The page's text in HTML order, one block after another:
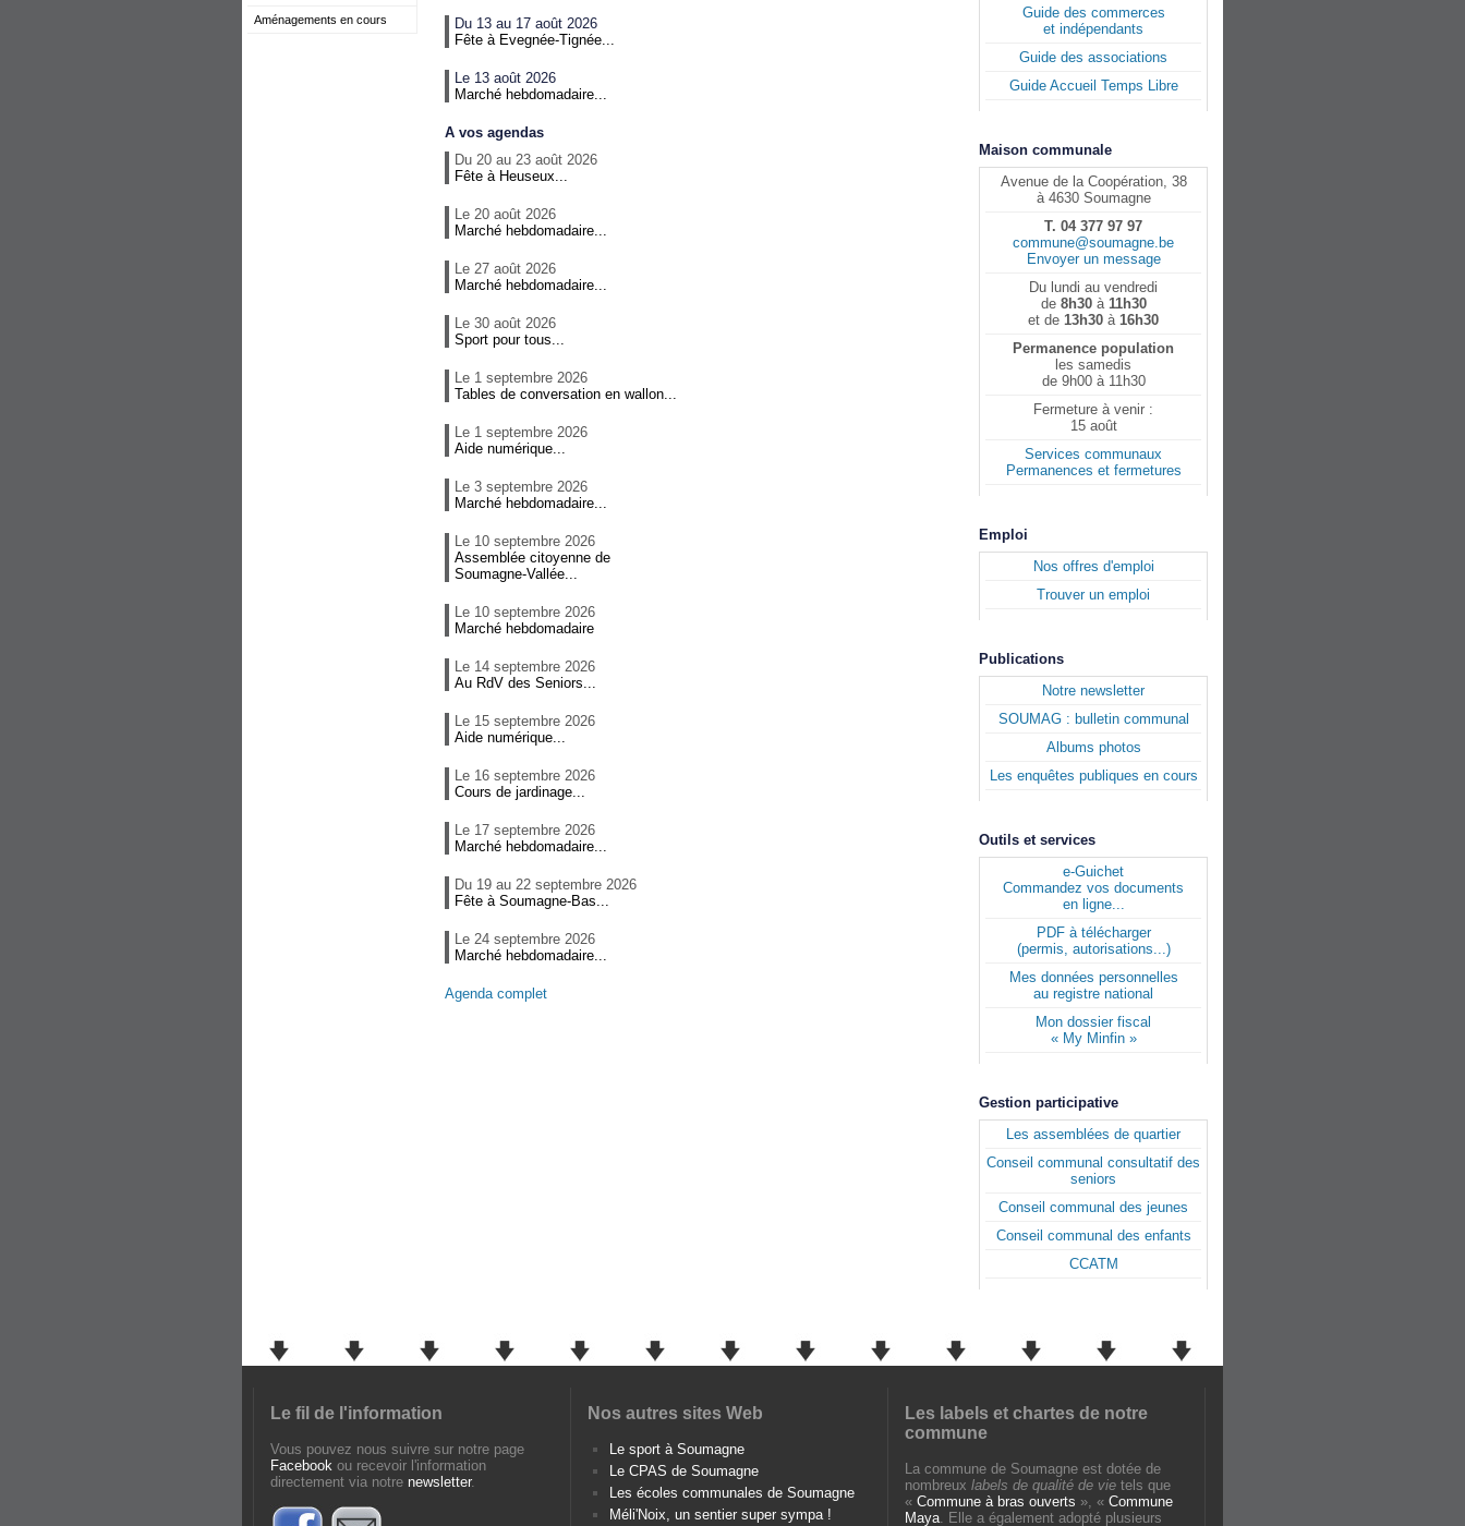
Aménagements en cours
Du 13 au 17 août 2026
Fête à Evegnée-Tignée...
Le 13 août 2026
Marché hebdomadaire...
A vos agendas
Du 20 au 23 août 2026
Fête à Heuseux...
Le 20 août 2026
Marché hebdomadaire...
Le 27 août 2026
Marché hebdomadaire...
Le 30 août 2026
Sport pour tous...
Le 1 septembre 2026
Tables de conversation en wallon...
Le 1 septembre 2026
Aide numérique...
Le 3 septembre 2026
Marché hebdomadaire...
Le 10 septembre 2026
Assemblée citoyenne de
Soumagne-Vallée...
Le 10 septembre 2026
Marché hebdomadaire
Le 14 septembre 2026
Au RdV des Seniors...
Le 15 septembre 2026
Aide numérique...
Le 16 septembre 2026
Cours de jardinage...
Le 17 septembre 2026
Marché hebdomadaire...
Du 19 au 22 septembre 2026
Fête à Soumagne-Bas...
Le 24 septembre 2026
Marché hebdomadaire...
Agenda complet
Guide des commerces
et indépendants
Guide des associations
Guide Accueil Temps Libre
Maison communale
Avenue de la Coopération, 38
à 4630 Soumagne
T. 04 377 97 97
commune@soumagne.be
Envoyer un message
Du lundi au vendredi
de 8h30à 11h30
et de 13h30 à 16h30
Permanence population
les samedis
de 9h00 à 11h30
Fermeture à venir :
15 août
Services communaux
Permanences et fermetures
Emploi
Nos offres d'emploi
Trouver un emploi
Publications
Notre newsletter
SOUMAG : bulletin communal
Albums photos
Les enquêtes publiques en cours
Outils et services
e-Guichet
Commandez vos documents
en ligne...
PDF à télécharger
(permis, autorisations...)
Mes données personnelles
au registre national
Mon dossier fiscal
« My Minfin »
Gestion participative
Les assemblées de quartier
Conseil communal consultatif des
seniors
Conseil communal des jeunes
Conseil communal des enfants
CCATM
Le fil de l'information
Vous pouvez nous suivre sur notre page
Facebook ou recevoir l'information
directement via notre newsletter.
Nos autres sites Web
Le sport à Soumagne
Le CPAS de Soumagne
Les écoles communales de Soumagne
Méli'Noix, un sentier super sympa !
Les labels et chartes de notre
commune
La commune de Soumagne est dotée de
nombreux labels de qualité de vie tels que
« Commune à bras ouverts », « Commune
Maya. Elle a également adopté plusieurs